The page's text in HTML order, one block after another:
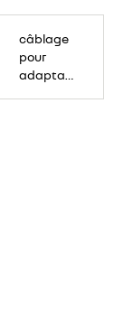
câblage
pour
adaptation